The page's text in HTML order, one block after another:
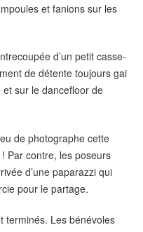
et fanions sur les
d’un petit casse-
de détente toujours gai
sur le dancefloor de
de photographe cette
Par contre, les poseurs
d’une paparazzi qui
pour le partage.
terminés. Les bénévoles